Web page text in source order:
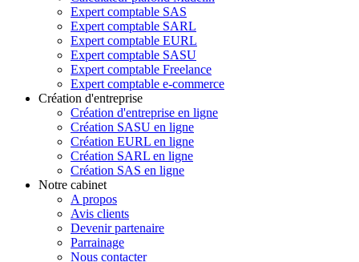
Expert comptable SAS
Expert comptable SARL
Expert comptable EURL
Expert comptable SASU
Expert comptable Freelance
Expert comptable e-commerce
Création d'entreprise
Création d'entreprise en ligne
Création SASU en ligne
Création EURL en ligne
Création SARL en ligne
Création SAS en ligne
Notre cabinet
A propos
Avis clients
Devenir partenaire
Parrainage
Nous contacter